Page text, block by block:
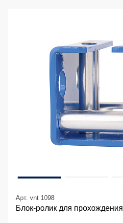
Арт. vnt 1098
Блок-ролик для